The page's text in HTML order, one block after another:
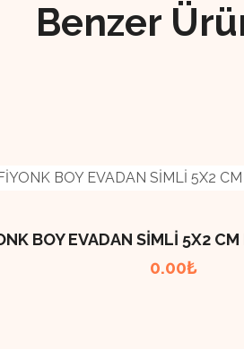
Benzer
BOY EVADAN SİMLİ 5X2
0.00₺